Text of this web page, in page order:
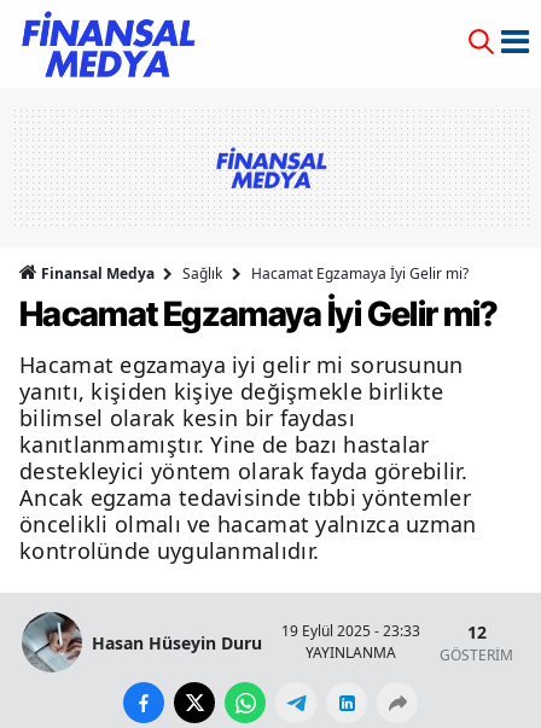
Finansal Medya Sağlık Hacamat Egzamaya İyi Gelir mi?
Hacamat Egzamaya İyi Gelir mi?
Hacamat egzamaya iyi gelir mi sorusunun
yanıtı, kişiden kişiye değişmekle birlikte
bilimsel olarak kesin bir faydası
kanıtlanmamıştır. Yine de bazı hastalar
destekleyici yöntem olarak fayda görebilir.
Ancak egzama tedavisinde tıbbi yöntemler
öncelikli olmalı ve hacamat yalnızca uzman
kontrolünde uygulanmalıdır.
Hasan Hüseyin Duru
19 Eylül 2025 - 23:33
YAYINLANMA
12
GÖSTERİM